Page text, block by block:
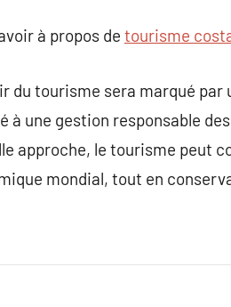
à propos de tourisme
du tourisme sera marqué
à une gestion responsable
approche, le tourisme peut
mondial, tout en